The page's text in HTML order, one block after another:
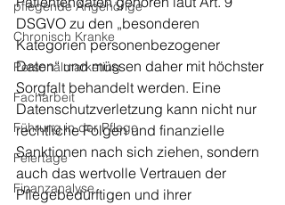
pflegende Angehörige
Chronisch Kranke
Personalmarketing
Facharbeit
Führung in der Pflege
Feiertage
Finanzanalyse
DSGVO zu den „besonderen
Kategorien personenbezogener
Daten“ und müssen daher mit höchster
Sorgfalt behandelt werden. Eine
Datenschutzverletzung kann nicht nur
rechtliche Folgen und finanzielle
Sanktionen nach sich ziehen, sondern
auch das wertvolle Vertrauen der
Pflegebedürftigen und ihrer